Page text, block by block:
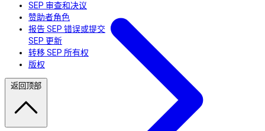
SEP 审查和决议
赞助者角色
报告 SEP 错误或提交
SEP 更新
转移 SEP 所有权
版权
返回顶部